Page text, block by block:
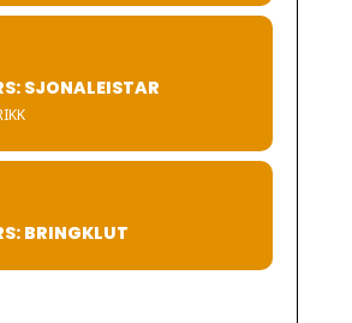
SJONALEISTAR
BRINGKLUT